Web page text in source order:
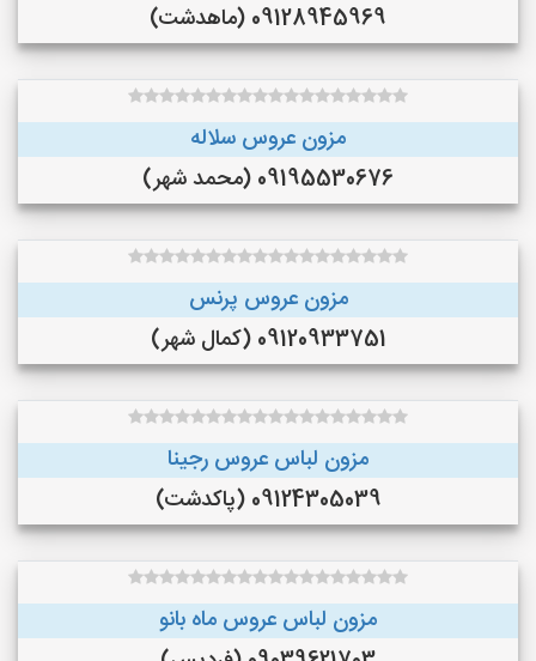
09128945969 (ماهدشت)
مزون عروس سلاله
09195530676 (محمد شهر)
مزون عروس پرنس
09120933751 (کمال شهر)
مزون لباس عروس رجینا
09124305039 (پاکدشت)
مزون لباس عروس ماه بانو